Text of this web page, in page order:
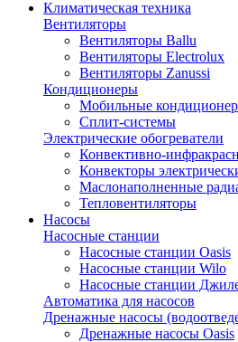
Климатическая техника
Вентиляторы
Вентиляторы Ballu
Вентиляторы Electrolux
Вентиляторы Zanussi
Кондиционеры
Мобильные
Сплит-системы
Электрические обогреватели
Конвективно-
Конвекторы
Маслонаполненные
Тепловентиляторы
Насосы
Насосные станции
Насосные станции Oasis
Насосные станции Wilo
Насосные станции
Автоматика для насосов
Дренажные насосы
Дренажные насосы Oasis